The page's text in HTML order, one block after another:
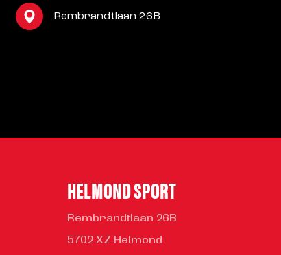
Rembrandtlaan 26B
HELMOND SPORT
Rembrandtlaan 26B
5702 XZ Helmond